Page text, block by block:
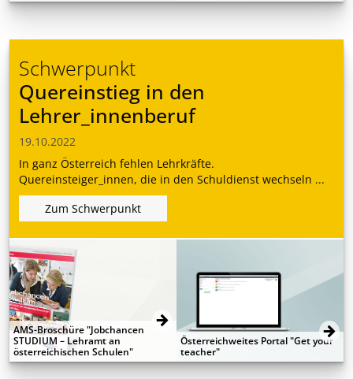
Schwerpunkt
Quereinstieg in den
Lehrer_innenberuf
19.10.2022
In ganz Österreich fehlen Lehrkräfte.
Quereinsteiger_innen, die in den Schuldienst wechseln ...
Zum Schwerpunkt
AMS-Broschüre "Jobchancen
STUDIUM – Lehramt an
österreichischen Schulen"
Österreichweites Portal "Get your
teacher"